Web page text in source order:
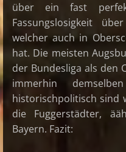
über ein fast
Fassungslosigkeit
welcher auch in
hat. Die meisten
der Bundesliga als den
immerhin
historischpolitisch sind
die Fuggerstädter,
Bayern. Fazit: